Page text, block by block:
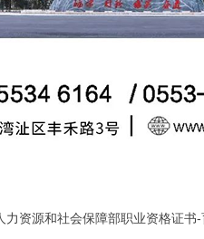
力资源和社会保障部职业资格证书